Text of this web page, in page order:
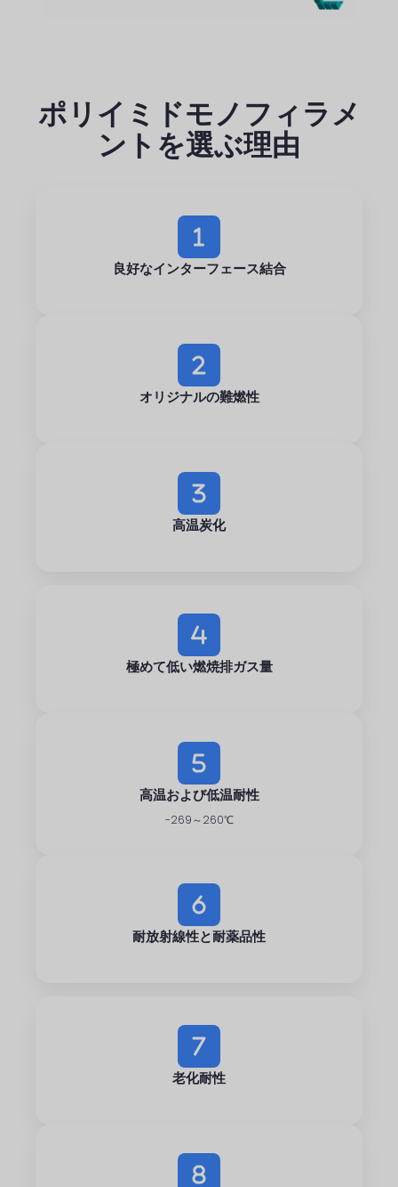
ポリイミドモノフィラメ
ントを選ぶ理由
良好なインターフェース結合
オリジナルの難燃性
高温炭化
極めて低い燃焼排ガス量
高温および低温耐性
-269～260℃
耐放射線性と耐薬品性
老化耐性